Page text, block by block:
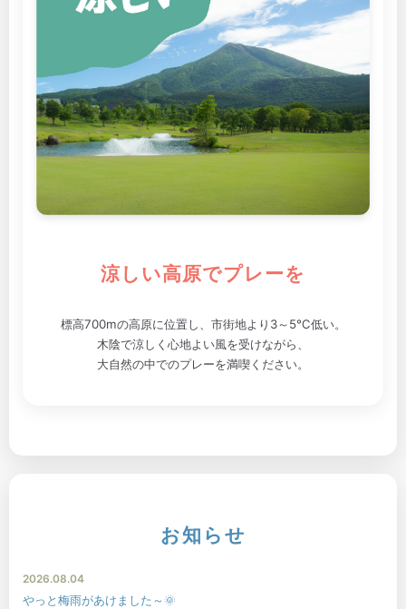
涼しい高原でプレーを
標高700mの高原に位置し、市街地より3～5℃低い。
木陰で涼しく心地よい風を受けながら、
大自然の中でのプレーを満喫ください。
お知らせ
2026.08.04
やっと梅雨があけました～🌞